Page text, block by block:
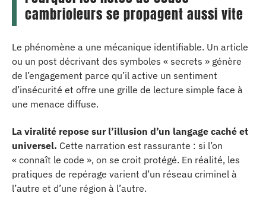
cambrioleurs se propagent aussi vite
Le phénomène a une mécanique identifiable. Un article
ou un post décrivant des symboles « secrets » génère
de l’engagement parce qu’il active un sentiment
d’insécurité et offre une grille de lecture simple face à
une menace diffuse.
La viralité repose sur l’illusion d’un langage caché et
universel. Cette narration est rassurante : si l’on
« connaît le code », on se croit protégé. En réalité, les
pratiques de repérage varient d’un réseau criminel à
l’autre et d’une région à l’autre.